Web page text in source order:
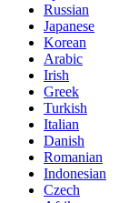
Russian
Japanese
Korean
Arabic
Irish
Greek
Turkish
Italian
Danish
Romanian
Indonesian
Czech